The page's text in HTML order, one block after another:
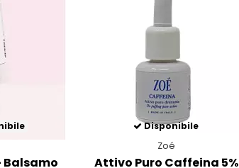
Balsamo
Disponibile
Zoé
Attivo Puro Caffeina 5%